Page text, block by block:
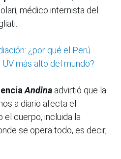
médico internista del
¿por qué el Perú
más alto del mundo?
Andina advirtió que la
a diario afecta el
cuerpo, incluida la
se opera todo, es decir,